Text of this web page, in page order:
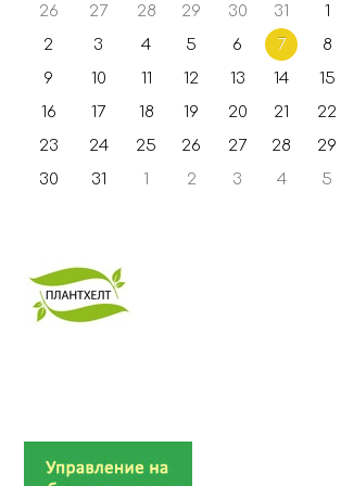
26
27 28 29 30 31
1
2
3 4 5 6 7
8
9
10 11 12 13 14
15
16
17 18 19 20 21
22
23
24 25 26 27 28
29
30
31 1 2 3 4 5